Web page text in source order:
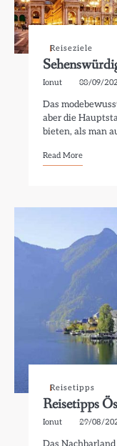
Reiseziele
Ionut 08/09/
Das
aber die
bieten, als man
Read More
Reisetipps
Reisetipps
Ionut 29/08/